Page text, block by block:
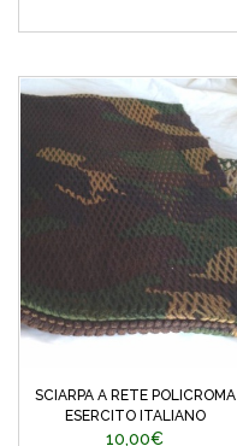
SCIARPA A RETE POLICROMA
ESERCITO ITALIANO
10,00€